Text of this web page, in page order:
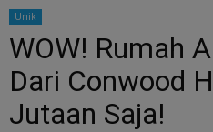
Unik
WOW! Rumah
Dari Conwood
Jutaan Saja!